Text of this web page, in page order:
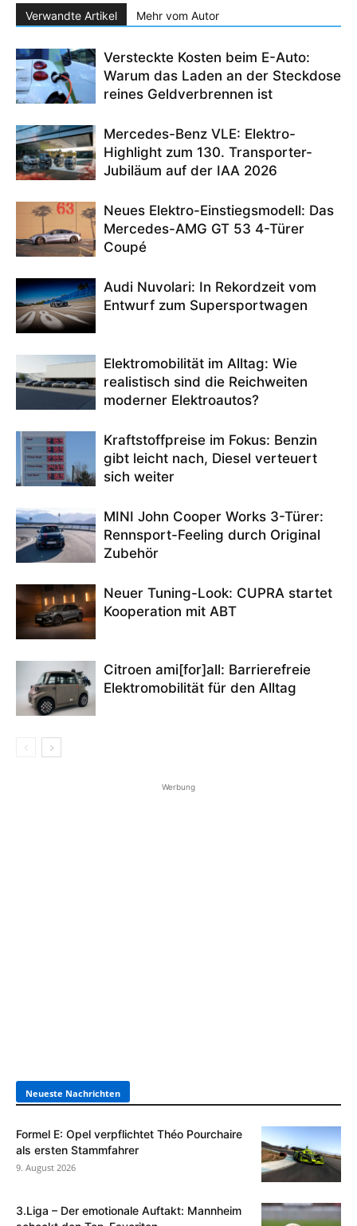
Verwandte Artikel Mehr vom Autor
Versteckte Kosten beim E-Auto:
Warum das Laden an der Steckdose
reines Geldverbrennen ist
Mercedes-Benz VLE: Elektro-
Highlight zum 130. Transporter-
Jubiläum auf der IAA 2026
Neues Elektro-Einstiegsmodell: Das
Mercedes-AMG GT 53 4-Türer
Coupé
Audi Nuvolari: In Rekordzeit vom
Entwurf zum Supersportwagen
Elektromobilität im Alltag: Wie
realistisch sind die Reichweiten
moderner Elektroautos?
Kraftstoffpreise im Fokus: Benzin
gibt leicht nach, Diesel verteuert
sich weiter
MINI John Cooper Works 3-Türer:
Rennsport-Feeling durch Original
Zubehör
Neuer Tuning-Look: CUPRA startet
Kooperation mit ABT
Citroen ami[for]all: Barrierefreie
Elektromobilität für den Alltag
Werbung
Neueste Nachrichten
Formel E: Opel verpflichtet Théo Pourchaire
als ersten Stammfahrer
9. August 2026
3.Liga – Der emotionale Auftakt: Mannheim